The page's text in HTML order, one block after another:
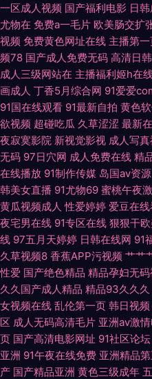
网站 国产精品25 五月丁香福利影院
影音先锋 超碰91吃瓜 黄色库存 日
线 女同肛交综合网 婷婷瑟瑟在线 91
综合色 51无码 超碰99丝袜诱惑 久
花在线免费 老司机午夜福利片 色欲
黄色A片 婷婷社区五月天 91丝袜美
91重口味视频 国产精品自在线 欧美
页 九一传媒 三级片网片 91工厂熟女
av电影 97殴美资源总站 国产日逼
精品爱啪 日韩午夜伦 91国产精品操
利剧场 99超碰总站 精品久久人妻
一区成人视频 国产福利电影 日
尤物在 免费a一毛片 欧美肠交扩
视频 免费黄色网址在线 主播第
频78 国产成人免费无码 高清日
成人三级网站在 主播福利姬h在
画成人 丁香5月综合网 91爱爱
91国在线观看 91最新自拍 黄色
欲视频 超碰吃瓜 久草涩涩 最新
夜寂寞影院 新视觉影视 成人写
无码 97日穴网 成人免费在线 精
在线播放 91制作传媒 岛国av资源
韩美女直播 91尤物69 蜜桃午夜
黄瓜视频成人 性爱婷婷 爱豆在
夜宅男在线 91专区在线 狠狠干
线 97五月天婷婷 日韩在线网 91
久草视频8 香蕉APP污视频 艹艹
性爱 国产绝色精品 精品孕妇无码
久久国产成人精品 精品93久久久
女视频在线 乱伦第一页 韩日视频
区 成人无码高清毛片 亚洲av激
页 国产高清电影网址 91社区论坛
亚洲 91午夜在线免费 亚洲精品
产 国产精品亚洲 黄色三级成年